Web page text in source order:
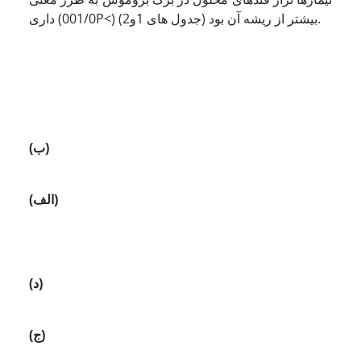
داری (001/0P<) بیشتر از ریشه آن بود (جدول های 1و2).
(ب)
(الف)
(د)
(ج)